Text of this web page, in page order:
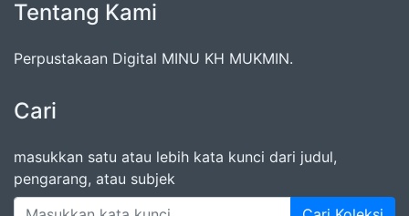
Tentang Kami
Perpustakaan Digital MINU KH MUKMIN.
Cari
masukkan satu atau lebih kata kunci dari judul,
pengarang, atau subjek